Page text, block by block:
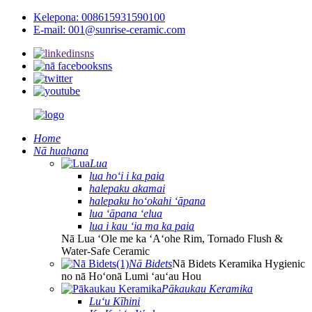
Kelepona: 008615931590100
E-mail: 001@sunrise-ceramic.com
Home
Nā huahana
Lua
lua hoʻi i ka paia
halepaku akamai
halepaku hoʻokahi ʻāpana
lua ʻāpana ʻelua
lua i kau ʻia ma ka paia
Nā Lua ʻOle me ka ʻAʻohe Rim, Tornado Flush &
Water-Safe Ceramic
Nā BidetsNā Bidets Keramika Hygienic
no nā Hoʻonā Lumi ʻauʻau Hou
Pākaukau Keramika
Luʻu Kīhini